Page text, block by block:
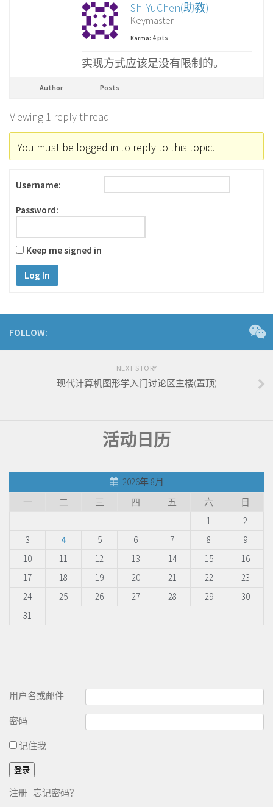
Shi YuChen(助教)
Keymaster
Karma: 4 pts
实现方式应该是没有限制的。
Author Posts
Viewing 1 reply thread
You must be logged in to reply to this topic.
Username:
Password:
Keep me signed in
Log In
FOLLOW:
NEXT STORY
现代计算机图形学入门讨论区主楼(置顶)
活动日历
2026年 8月
一
二 三 四 五 六
日
1
2
3
4 5 6 7 8
9
10
11 12 13 14 15
16
17
18 19 20 21 22
23
24
25 26 27 28 29
30
31
用户名或邮件
密码
记住我
注册 | 忘记密码？